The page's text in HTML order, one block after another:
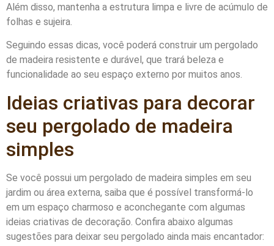
Além disso, mantenha a estrutura limpa e livre de acúmulo de
folhas e sujeira.
Seguindo essas dicas, você poderá construir um pergolado
de madeira resistente e durável, que trará beleza e
funcionalidade ao seu espaço externo por muitos anos.
Ideias criativas para decorar
seu pergolado de madeira
simples
Se você possui um pergolado de madeira simples em seu
jardim ou área externa, saiba que é possível transformá-lo
em um espaço charmoso e aconchegante com algumas
ideias criativas de decoração. Confira abaixo algumas
sugestões para deixar seu pergolado ainda mais encantador: